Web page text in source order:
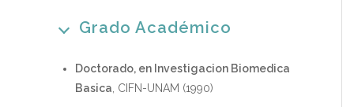
Grado Académico
Doctorado, en Investigacion Biomedica
Basica, CIFN-UNAM (1990)